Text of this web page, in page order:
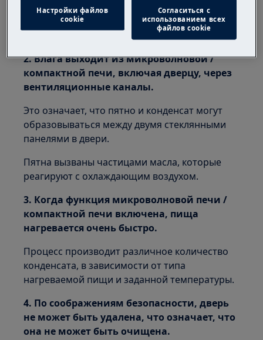
1. Влага выделяется при нагревании пищи
в духовке, особенно в замороженных
2. Влага выходит из микроволновой /
компактной печи, включая дверцу, через
вентиляционные каналы.
Это означает, что пятно и конденсат могут
образовываться между двумя стеклянными
панелями в двери.
Пятна вызваны частицами масла, которые
реагируют с охлаждающим воздухом.
3. Когда функция микроволновой печи /
компактной печи включена, пища
нагревается очень быстро.
Процесс производит различное количество
конденсата, в зависимости от типа
нагреваемой пищи и заданной температуры.
4. По соображениям безопасности, дверь
не может быть удалена, что означает, что
она не может быть очищена.
Настройки файлов
cookie
Согласиться с
использованием всех
файлов cookie